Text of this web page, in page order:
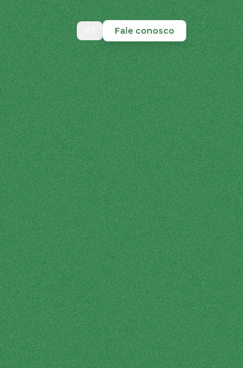
Fale conosco